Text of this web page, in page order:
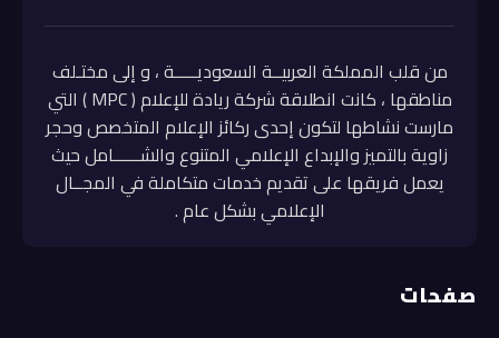
من قلب المملكة العربيــة السعوديـــــة ، و إلى مختـلف
مناطقها ، كانت انطلاقة شركة ريادة للإعلام ( MPC ) التي
مارست نشاطها لتكون إحدى ركائز الإعلام المتخصص وحجر
زاوية بالتميز والإبداع الإعلامي المتنوع والشــــــامل حيث
يعمل فريقها على تقديم خدمات متكاملة في المجــال
الإعلامي بشكل عام .
صفحات